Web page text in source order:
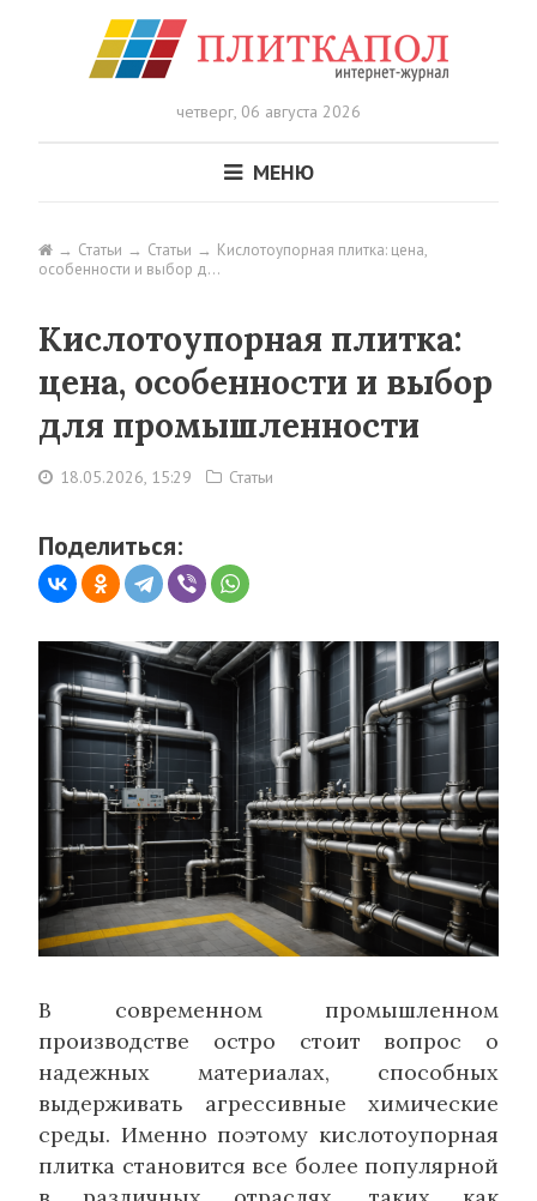
четверг, 06 августа 2026
МЕНЮ
Статьи Статьи
Кислотоупорная плитка: цена,
особенности и выбор д…
Кислотоупорная плитка:
цена, особенности и выбор
для промышленности
18.05.2026, 15:29 Статьи
Поделиться:
В современном промышленном
производстве остро стоит вопрос о
надежных материалах, способных
выдерживать агрессивные химические
среды. Именно поэтому кислотоупорная
плитка становится все более популярной